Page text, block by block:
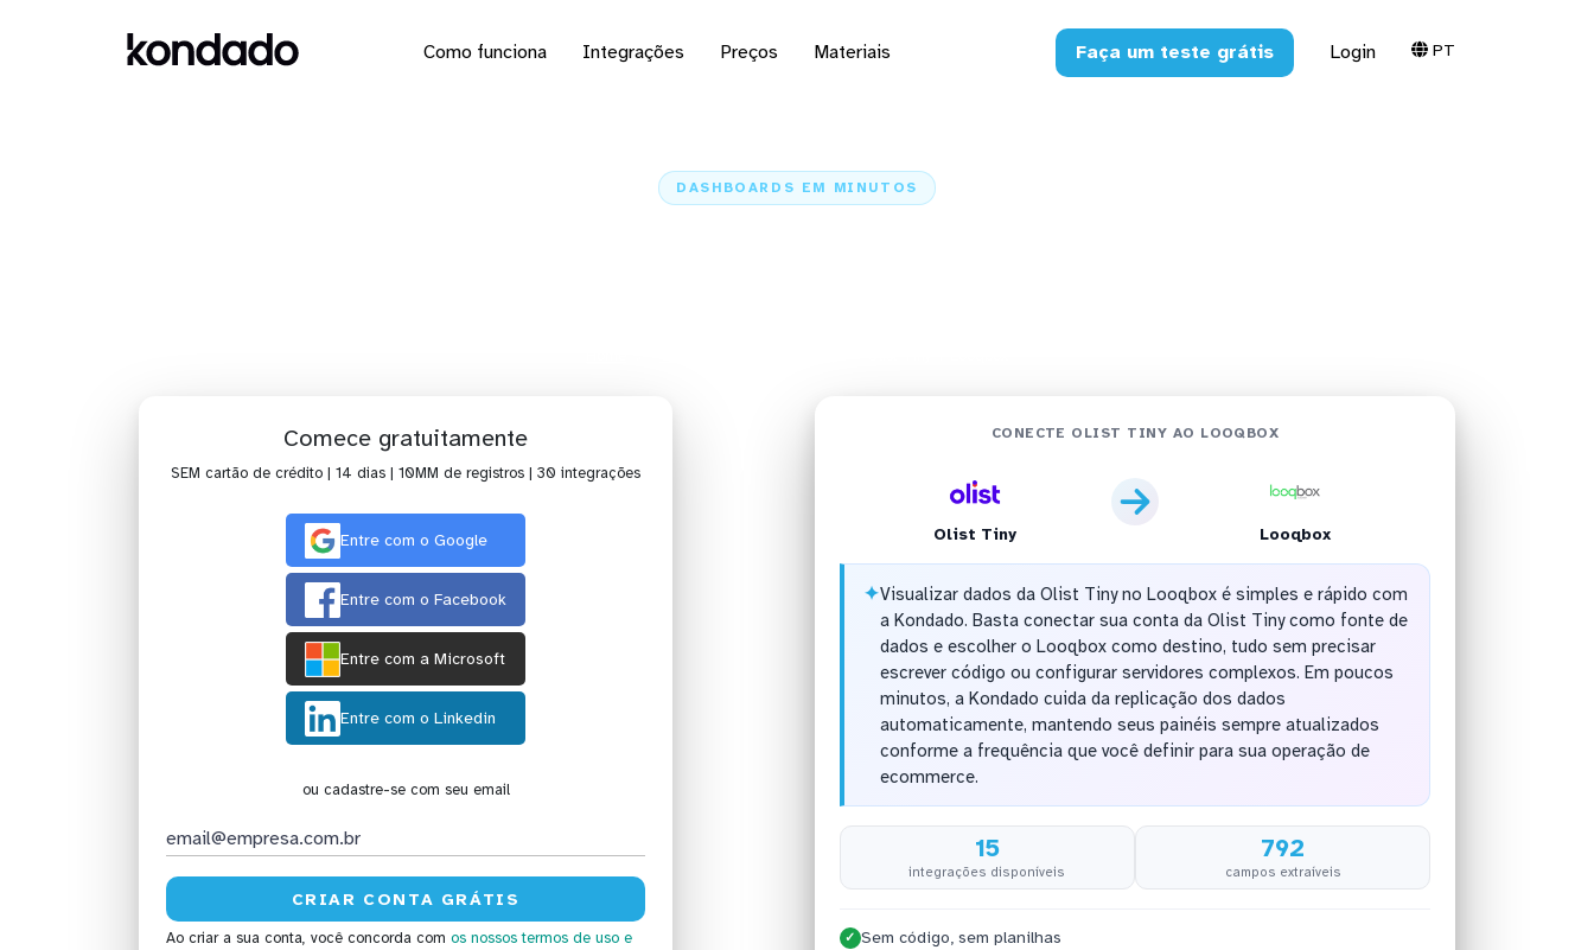
Como funciona Integrações Preços Materiais Faça um teste grátis Login PT
DASHBOARDS EM MINUTOS
Comece gratuitamente
SEM cartão de crédito | 14 dias | 10MM de registros | 30 integrações
Entre com o Google
Entre com o Facebook
Entre com a Microsoft
Entre com o Linkedin
ou cadastre-se com seu email
Ao criar a sua conta, você concorda com os nossos termos de uso e
CONECTE OLIST TINY AO LOOQBOX
Olist Tiny Looqbox
✦Visualizar dados da Olist Tiny no Looqbox é simples e rápido com
a Kondado. Basta conectar sua conta da Olist Tiny como fonte de
dados e escolher o Looqbox como destino, tudo sem precisar
escrever código ou configurar servidores complexos. Em poucos
minutos, a Kondado cuida da replicação dos dados
automaticamente, mantendo seus painéis sempre atualizados
conforme a frequência que você definir para sua operação de
ecommerce.
15
integrações disponíveis
792
campos extraíveis
✓ Sem código, sem planilhas